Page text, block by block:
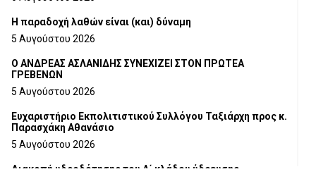
H παραδοχή λαθών είναι (και) δύναμη
5 Αυγούστου 2026
Ο ΑΝΔΡΕΑΣ ΑΣΛΑΝΙΔΗΣ ΣΥΝΕΧΙΖΕΙ ΣΤΟΝ ΠΡΩΤΕΑ
ΓΡΕΒΕΝΩΝ
5 Αυγούστου 2026
Ευχαριστήριο Εκπολιτιστικού Συλλόγου Ταξιάρχη προς κ.
Παρασχάκη Αθανάσιο
5 Αυγούστου 2026
Διακοπή υδροδότησης του Α΄ κλάδου ύδρευσης